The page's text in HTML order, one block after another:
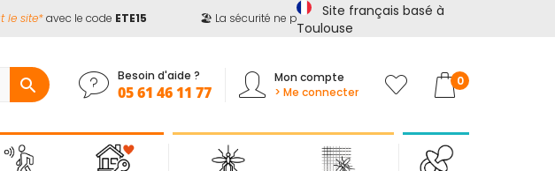
avec le codeETE15 🏖️ La sécurité ne prend pas de vacances !
Site français basé à
Toulouse
Besoin d'aide ?
05 61 46 11 77
Mon compte
> Me connecter
Mon panier
0